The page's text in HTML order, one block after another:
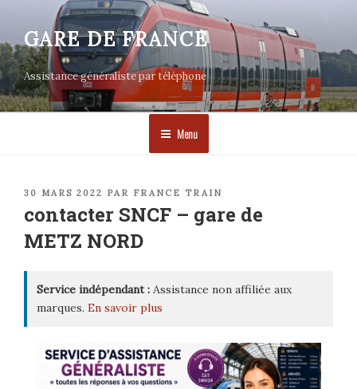
contenu
principal
GARE DE FRANCE
Assistance généraliste par téléphone
Menu
PUBLIÉ
30 MARS 2022 PAR FRANCE TRAIN
contacter SNCF – gare de
METZ NORD
Service indépendant : Assistance non affiliée aux
marques. En savoir plus